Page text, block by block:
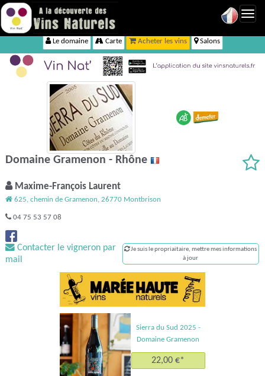
Le domaine Carte Acheter les vins Salons
Domaine Gramenon - Rhône
Maxime-François Laurent
625, chemin de Gramenon, 26770 Montbrison
04 75 53 57 08
Contacter le vigneron par
mail
Je suis le propriaitaire, mettre mes informations
à jour
Sierra du Sud 2025 -
Domaine Gramenon
22,00 €*